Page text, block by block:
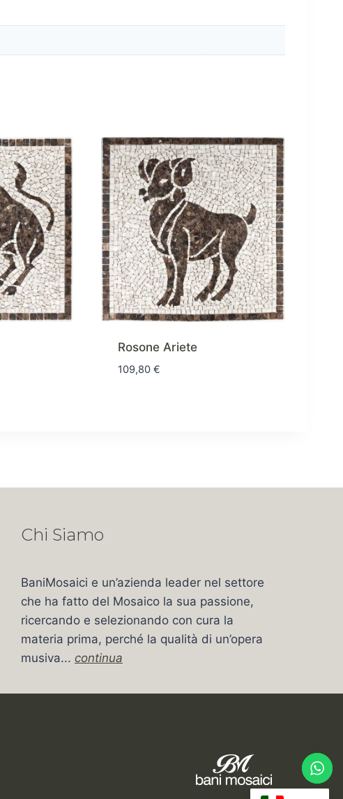
Rosone Ariete
109,80 €
Chi Siamo
BaniMosaici e un’azienda leader nel settore
che ha fatto del Mosaico la sua passione,
ricercando e selezionando con cura la
materia prima, perché la qualità di un’opera
musiva... continua